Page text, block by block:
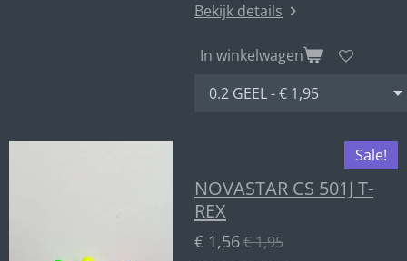
Bekijk details
In winkelwagen
Sale!
NOVASTAR CS 501J T-
REX
€ 1,56€ 1,95